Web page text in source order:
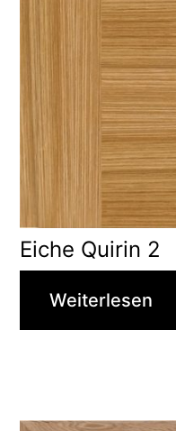
Eiche Quirin 2
Weiterlesen